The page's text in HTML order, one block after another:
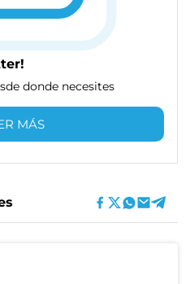
donde necesites
MÁS